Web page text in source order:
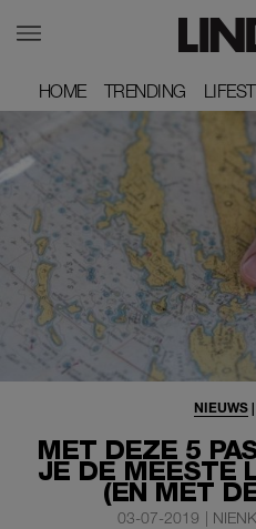
HOME
HOME TRENDING
TRENDING
MET DEZE 5
JE DE MEESTE
(EN MET
NIEUWS |
03-07-2019 |